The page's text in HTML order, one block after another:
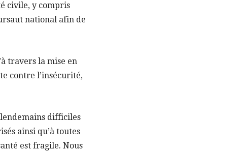
civile, y compris
national afin de
travers la mise en
contre l’insécurité,
lendemains difficiles
ainsi qu’à toutes
est fragile. Nous